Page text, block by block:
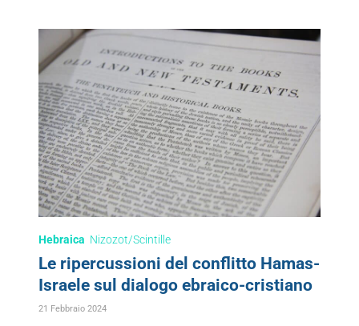
Hebraica Nizozot/Scintille
Le ripercussioni del conflitto Hamas-
Israele sul dialogo ebraico-cristiano
21 Febbraio 2024